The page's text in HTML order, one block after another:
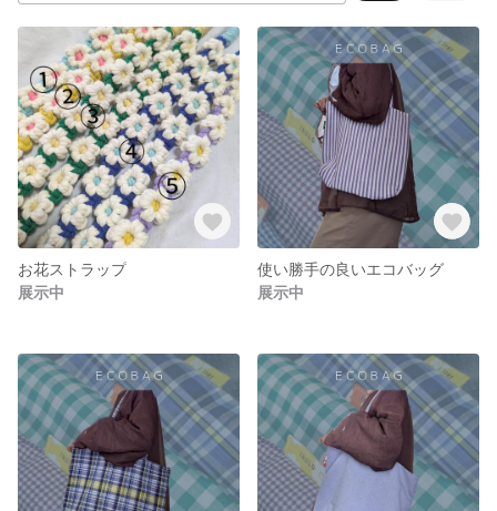
お花ストラップ
展示中
使い勝手の良いエコバッグ
展示中